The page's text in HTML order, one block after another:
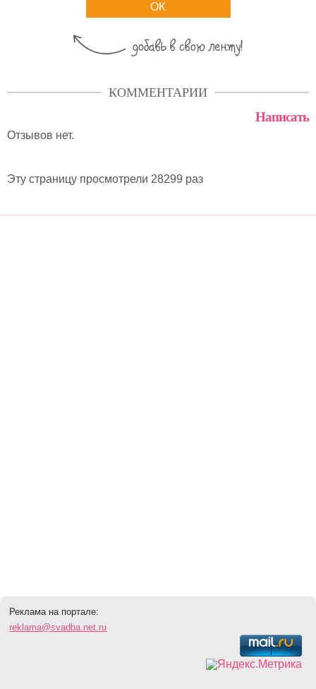
ОК
КОММЕНТАРИИ
Написать
Отзывов нет.
Эту страницу просмотрели 28299 раз
Реклама на портале:
reklama@svadba.net.ru